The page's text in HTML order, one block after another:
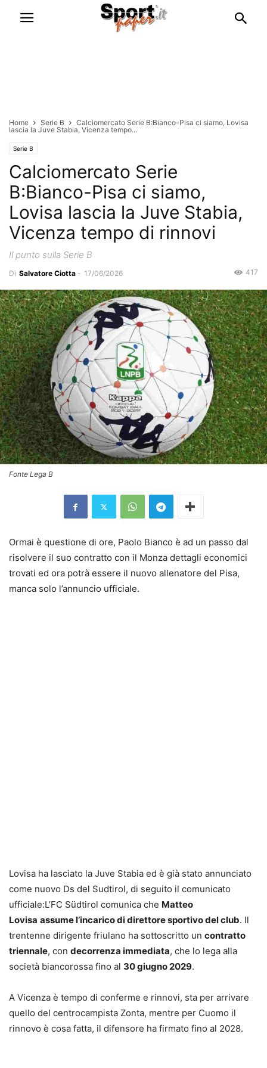
Home Serie B
Calciomercato Serie B:Bianco-Pisa ci siamo, Lovisa
lascia la Juve Stabia, Vicenza tempo...
Serie B
Calciomercato Serie
B:Bianco-Pisa ci siamo,
Lovisa lascia la Juve Stabia,
Vicenza tempo di rinnovi
Il punto sulla Serie B
Di Salvatore Ciotta - 17/06/2026 417
Fonte Lega B
Ormai è questione di ore, Paolo Bianco è ad un passo dal
risolvere il suo contratto con il Monza dettagli economici
trovati ed ora potrà essere il nuovo allenatore del Pisa,
manca solo l’annuncio ufficiale.
Lovisa ha lasciato la Juve Stabia ed è già stato annunciato
come nuovo Ds del Sudtirol, di seguito il comunicato
ufficiale:L’FC Südtirol comunica che Matteo
Lovisa assume l’incarico di direttore sportivo del club. Il
trentenne dirigente friulano ha sottoscritto un contratto
triennale, con decorrenza immediata, che lo lega alla
società biancorossa fino al 30 giugno 2029.
A Vicenza è tempo di conferme e rinnovi, sta per arrivare
quello del centrocampista Zonta, mentre per Cuomo il
rinnovo è cosa fatta, il difensore ha firmato fino al 2028.